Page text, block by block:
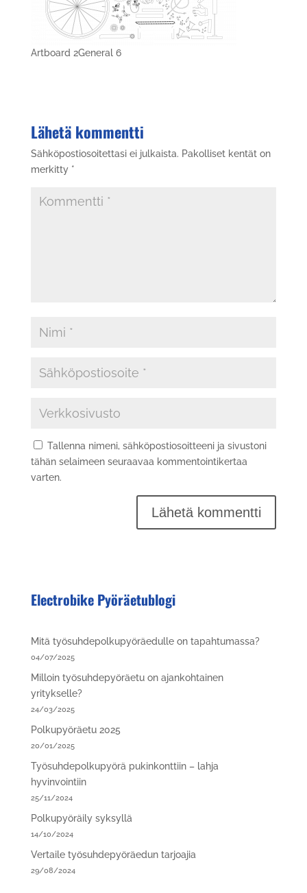
Artboard 2General 6
Lähetä kommentti
Sähköpostiosoitettasi ei julkaista. Pakolliset kentät on
merkitty *
Tallenna nimeni, sähköpostiosoitteeni ja sivustoni
tähän selaimeen seuraavaa kommentointikertaa
varten.
Electrobike Pyöräetublogi
Mitä työsuhdepolkupyöräedulle on tapahtumassa?
04/07/2025
Milloin työsuhdepyöräetu on ajankohtainen
yritykselle?
24/03/2025
Polkupyöräetu 2025
20/01/2025
Työsuhdepolkupyörä pukinkonttiin – lahja
hyvinvointiin
25/11/2024
Polkupyöräily syksyllä
14/10/2024
Vertaile työsuhdepyöräedun tarjoajia
29/08/2024